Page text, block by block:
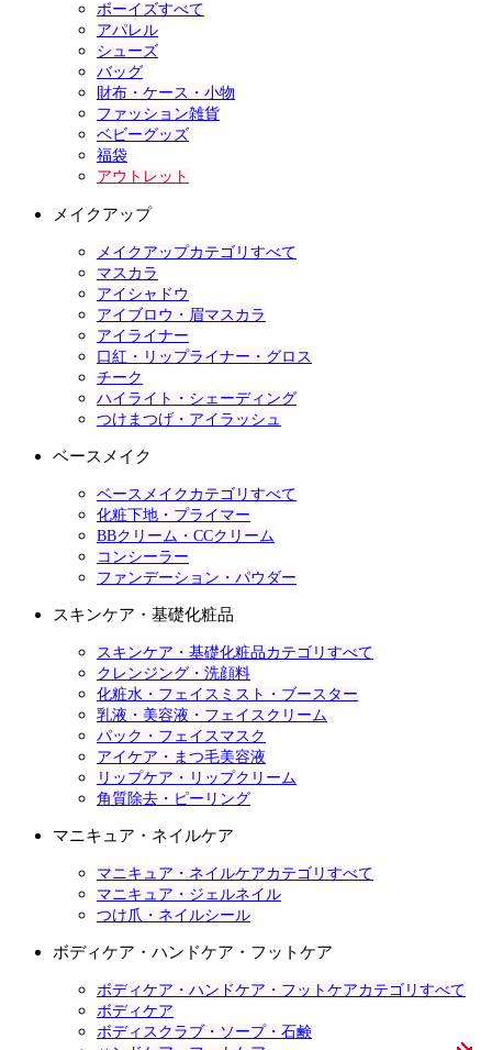
ボーイズすべて
アパレル
シューズ
バッグ
財布・ケース・小物
ファッション雑貨
ベビーグッズ
福袋
アウトレット
メイクアップ
メイクアップカテゴリすべて
マスカラ
アイシャドウ
アイブロウ・眉マスカラ
アイライナー
口紅・リップライナー・グロス
チーク
ハイライト・シェーディング
つけまつげ・アイラッシュ
ベースメイク
ベースメイクカテゴリすべて
化粧下地・プライマー
BBクリーム・CCクリーム
コンシーラー
ファンデーション・パウダー
スキンケア・基礎化粧品
スキンケア・基礎化粧品カテゴリすべて
クレンジング・洗顔料
化粧水・フェイスミスト・ブースター
乳液・美容液・フェイスクリーム
パック・フェイスマスク
アイケア・まつ毛美容液
リップケア・リップクリーム
角質除去・ピーリング
マニキュア・ネイルケア
マニキュア・ネイルケアカテゴリすべて
マニキュア・ジェルネイル
つけ爪・ネイルシール
ボディケア・ハンドケア・フットケア
ボディケア・ハンドケア・フットケアカテゴリすべて
ボディケア
ボディスクラブ・ソープ・石鹸